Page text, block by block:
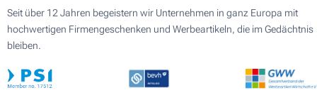
Seit über 12 Jahren begeistern wir Unternehmen in ganz Europa mit
hochwertigen Firmengeschenken und Werbeartikeln, die im Gedächtnis
bleiben.